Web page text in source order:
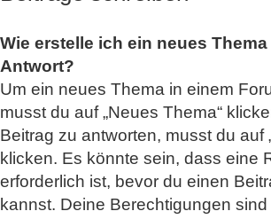
Wie erstelle ich ein neues
Antwort?
Um ein neues Thema in einem
musst du auf „Neues Thema“
Beitrag zu antworten, musst du auf
klicken. Es könnte sein, dass eine
erforderlich ist, bevor du einen
kannst. Deine Berechtigungen